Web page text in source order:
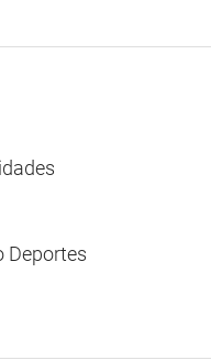
Deportes